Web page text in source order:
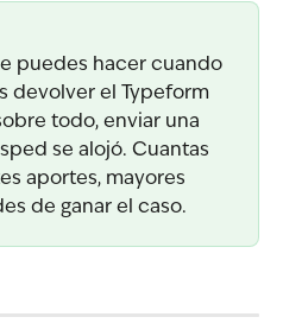
puedes hacer cuando
devolver el Typeform
todo, enviar una
se alojó. Cuantas
aportes, mayores
de ganar el caso.